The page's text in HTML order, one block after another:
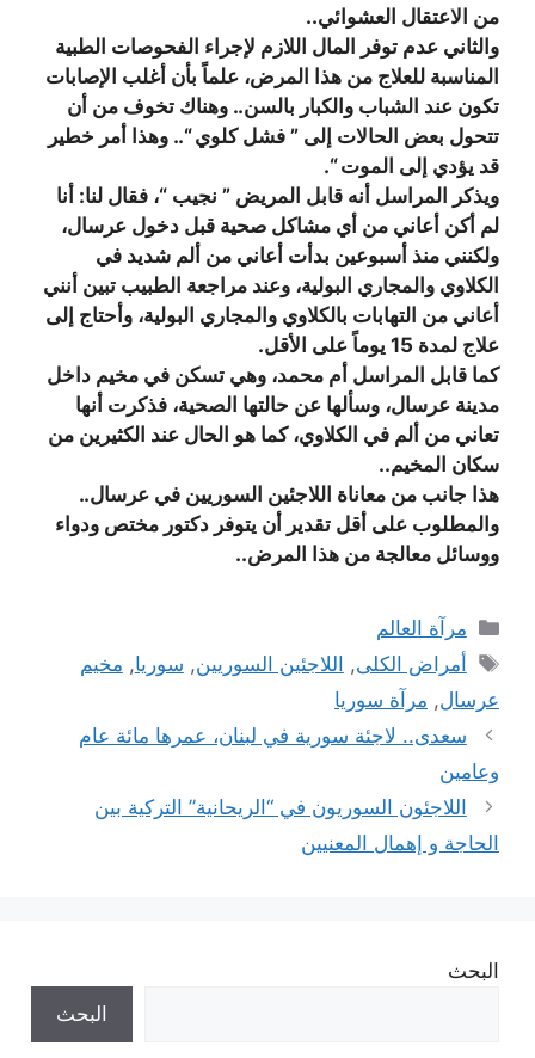
من الاعتقال العشوائي..
والثاني عدم توفر المال اللازم لإجراء الفحوصات الطبية
المناسبة للعلاج من هذا المرض، علماً بأن أغلب الإصابات
تكون عند الشباب والكبار بالسن.. وهناك تخوف من أن
تتحول بعض الحالات إلى ” فشل كلوي “.. وهذا أمر خطير
قد يؤدي إلى الموت “.
ويذكر المراسل أنه قابل المريض ” نجيب “، فقال لنا: أنا
لم أكن أعاني من أي مشاكل صحية قبل دخول عرسال،
ولكنني منذ أسبوعين بدأت أعاني من ألم شديد في
الكلاوي والمجاري البولية، وعند مراجعة الطبيب تبين أنني
أعاني من التهابات بالكلاوي والمجاري البولية، وأحتاج إلى
علاج لمدة 15 يوماً على الأقل.
كما قابل المراسل أم محمد، وهي تسكن في مخيم داخل
مدينة عرسال، وسألها عن حالتها الصحية، فذكرت أنها
تعاني من ألم في الكلاوي، كما هو الحال عند الكثيرين من
سكان المخيم..
هذا جانب من معاناة اللاجئين السوريين في عرسال..
والمطلوب على أقل تقدير أن يتوفر دكتور مختص ودواء
ووسائل معالجة من هذا المرض..
التصنيفات
مرآة العالم
الوسوم
أمراض الكلى, اللاجئين السوريين, سوريا, مخيم
عرسال, مرآة سوريا
سعدى.. لاجئة سورية في لبنان، عمرها مائة عام
وعامين
اللاجئون السوريون في “الريحانية” التركية بين
الحاجة و إهمال المعنيين
البحث
البحث